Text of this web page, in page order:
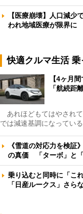
【医療崩壊】人口減少
われ地域医療が限界
快適クルマ生活
【4ヶ月
「航続距
あれほどもてはやされ
では減速基調になってい
《雪道の対応力を検証
の真価 「ターボ」と
乗り込むと同時に「こ
「日産ルークス」さら